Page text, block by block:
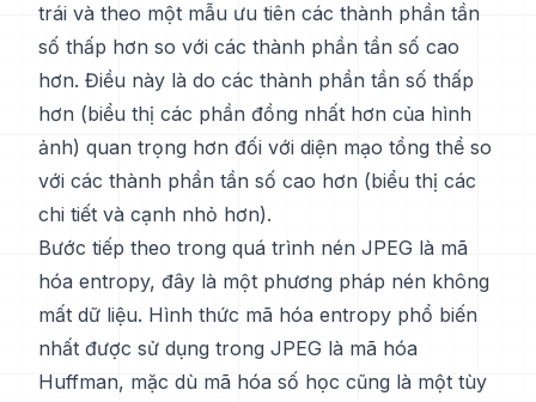
trái và theo một mẫu ưu tiên các thành phần tần
số thấp hơn so với các thành phần tần số cao
hơn. Điều này là do các thành phần tần số thấp
hơn (biểu thị các phần đồng nhất hơn của hình
ảnh) quan trọng hơn đối với diện mạo tổng thể so
với các thành phần tần số cao hơn (biểu thị các
chi tiết và cạnh nhỏ hơn).
Bước tiếp theo trong quá trình nén JPEG là mã
hóa entropy, đây là một phương pháp nén không
mất dữ liệu. Hình thức mã hóa entropy phổ biến
nhất được sử dụng trong JPEG là mã hóa
Huffman, mặc dù mã hóa số học cũng là một tùy